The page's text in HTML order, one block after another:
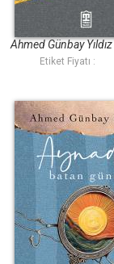
Leyla Yokuşu
Ahmed Günbay Yıldız
Etiket Fiyatı :